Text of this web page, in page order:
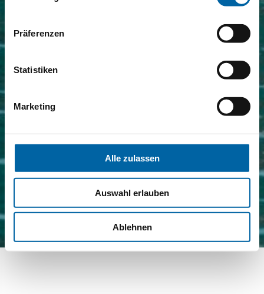
Präferenzen
Statistiken
Marketing
Alle zulassen
Auswahl erlauben
Ablehnen